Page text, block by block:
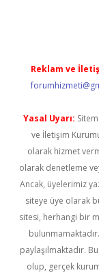
Reklam ve
Yasal Uyarı:
ve İletişim
olarak hizmet
olarak denetleme
Ancak, üyelerimiz
siteye üye olarak
sitesi, herhangi bir
paylaşılmaktadır.
olup, gerçek